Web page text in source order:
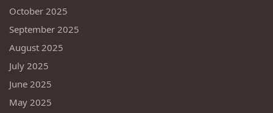
October 2025
September 2025
August 2025
July 2025
June 2025
May 2025